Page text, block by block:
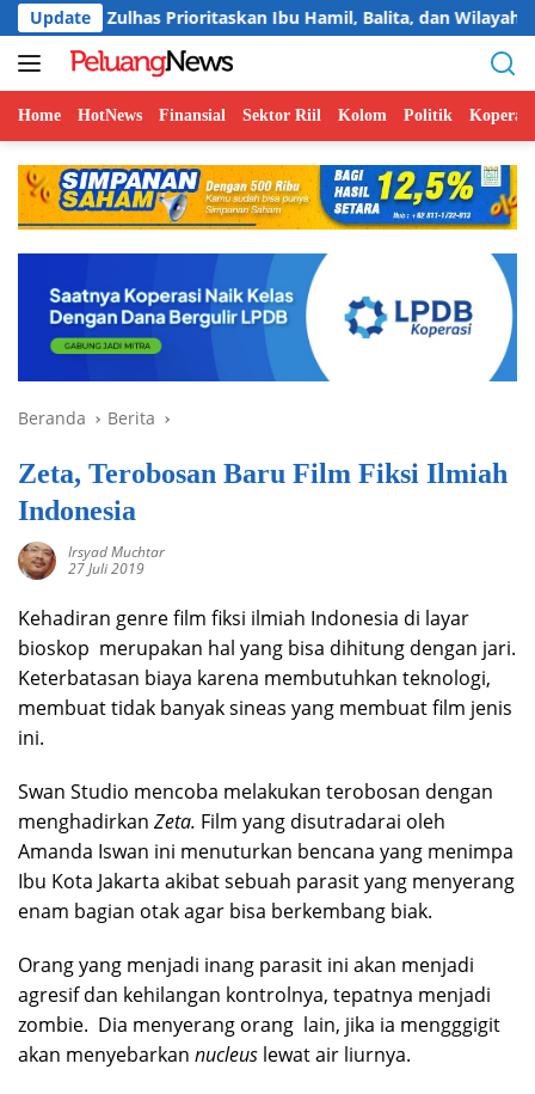
Langsung
ke
konten
Update
Prioritaskan Ibu Hamil, Balita, dan Wilayah 3T
Home HotNews Finansial Sektor Riil Kolom Politik Koperasi
Beranda Berita
Zeta, Terobosan Baru Film Fiksi Ilmiah
Indonesia
Irsyad Muchtar
27 Juli 2019
Kehadiran genre film fiksi ilmiah Indonesia di layar
bioskop merupakan hal yang bisa dihitung dengan jari.
Keterbatasan biaya karena membutuhkan teknologi,
membuat tidak banyak sineas yang membuat film jenis
ini.
Swan Studio mencoba melakukan terobosan dengan
menghadirkan Zeta. Film yang disutradarai oleh
Amanda Iswan ini menuturkan bencana yang menimpa
Ibu Kota Jakarta akibat sebuah parasit yang menyerang
enam bagian otak agar bisa berkembang biak.
Orang yang menjadi inang parasit ini akan menjadi
agresif dan kehilangan kontrolnya, tepatnya menjadi
zombie. Dia menyerang orang lain, jika ia mengggigit
akan menyebarkan nucleus lewat air liurnya.